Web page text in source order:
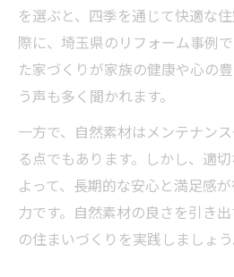
建築リフォームで実現
工夫
高断熱・高気密で快適な毎
建築リフォームで高断
方法
高気密リフォームが変
建築リフォームで省エ
る秘訣
快適な毎日に直結する
を選ぶと、四季を通じて快適な
際に、埼玉県のリフォーム事例
た家づくりが家族の健康や心の
う声も多く聞かれます。
一方で、自然素材はメンテナン
る点でもあります。しかし、適
よって、長期的な安心と満足感
力です。自然素材の良さを引き
の住まいづくりを実践しましょう